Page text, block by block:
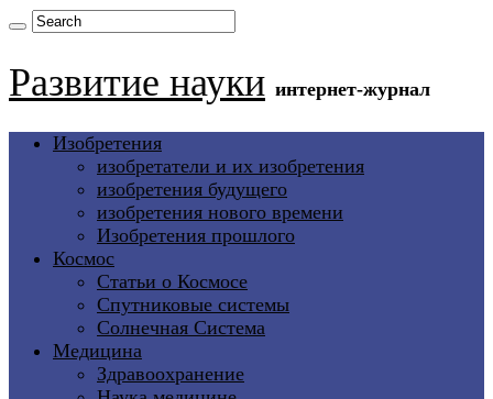
Развитие науки интернет-журнал
Изобретения
изобретатели и их изобретения
изобретения будущего
изобретения нового времени
Изобретения прошлого
Космос
Статьи о Космосе
Спутниковые системы
Солнечная Система
Медицина
Здравоохранение